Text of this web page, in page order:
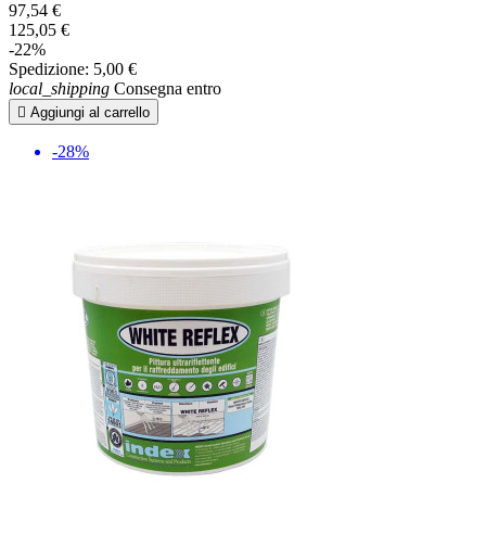
97,54 €
125,05 €
-22%
Spedizione: 5,00 €
local_shipping Consegna entro
 Aggiungi al carrello
-28%